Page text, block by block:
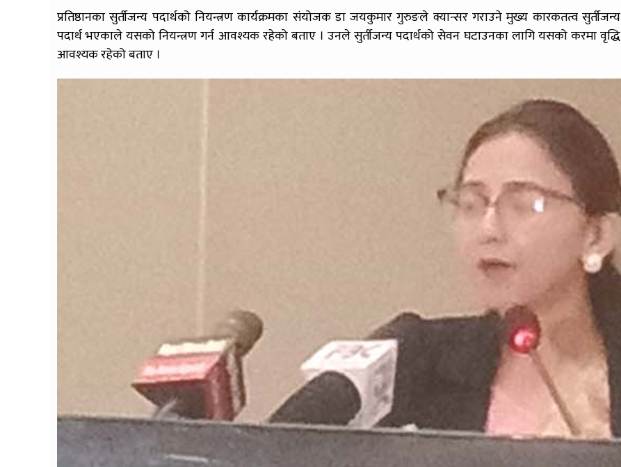
प्रतिष्ठानका सुर्तीजन्य पदार्थको नियन्त्रण कार्यक्रमका संयोजक डा जयकुमार गुरुङले क्यान्सर गराउने मुख्य कारकतत्व सुर्तीजन्य
पदार्थ भएकाले यसको नियन्त्रण गर्न आवश्यक रहेको बताए । उनले सुर्तीजन्य पदार्थको सेवन घटाउनका लागि यसको करमा वृद्धि
आवश्यक रहेको बताए ।